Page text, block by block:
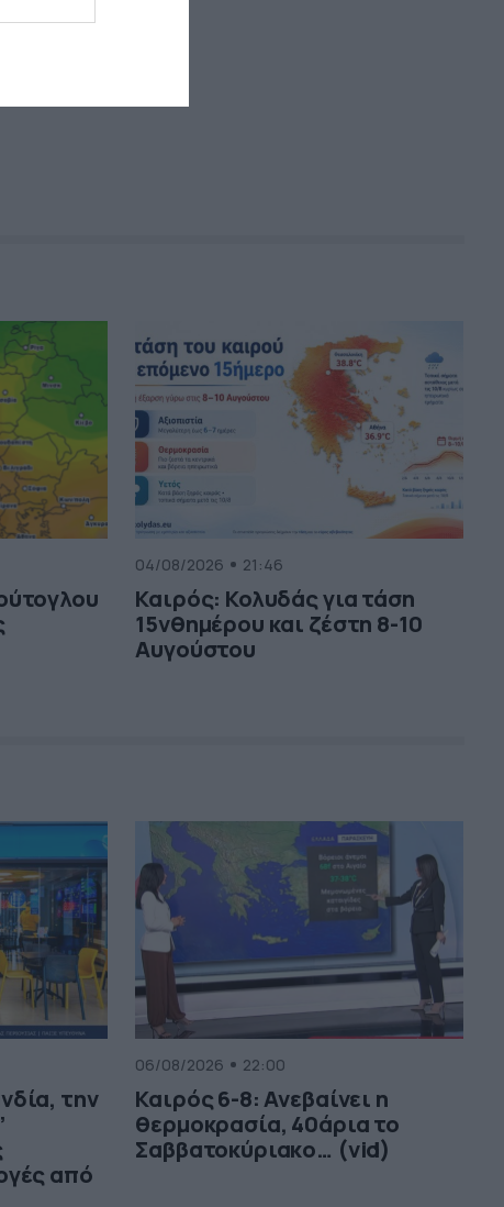
04/08/2026 21:46
Καιρός: Κολυδάς για τάση
15νθημέρου και ζέστη 8-10
Αυγούστου
την
από
06/08/2026 22:00
Καιρός 6-8: Ανεβαίνει η
θερμοκρασία, 40άρια το
Σαββατοκύριακο… (vid)